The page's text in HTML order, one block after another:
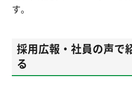
す。
採用広報・社員の声で
る